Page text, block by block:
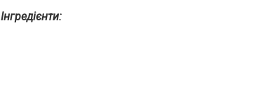
Інгредієнти: